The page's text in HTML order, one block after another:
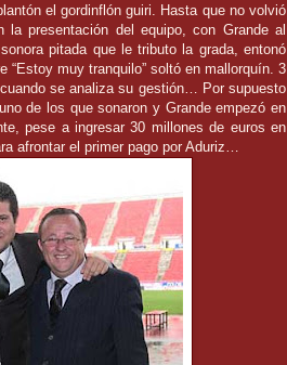
el gordinflón guiri. Hasta que no volvió
presentación del equipo, con Grande al
pitada que le tributo la grada, entonó
“Estoy muy tranquilo” soltó en mallorquín. 3
se analiza su gestión… Por supuesto
de los que sonaron y Grande empezó en
pese a ingresar 30 millones de euros en
afrontar el primer pago por Aduriz…